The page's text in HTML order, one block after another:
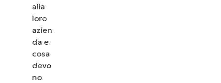
alla
loro
azien
da e
cosa
devo
no